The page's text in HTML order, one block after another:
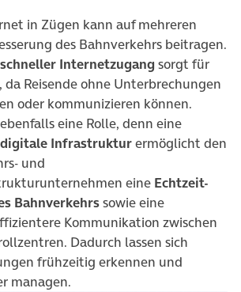
in Zügen kann auf mehreren
des Bahnverkehrs beitragen.
Internetzugang sorgt für
da Reisende ohne Unterbrechungen
oder kommunizieren können.
eine Rolle, denn eine
Infrastrukturermöglicht den
und
eine Echtzeit-
Bahnverkehrssowie eine
Kommunikation zwischen
Dadurch lassen sich
frühzeitig erkennen und
managen.